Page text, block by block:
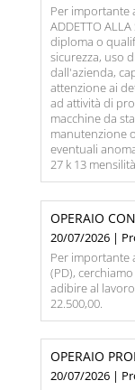
Per importante
ADDETTO
diploma o
sicurezza, uso
dall'azienda,
attenzione ai
ad attività di
macchine da
manutenzione
eventuali
27 k 13
OPERAIO
20/07/2026 |
Per importante
(PD), cerchiamo
adibire al
22.500,00.
OPERAIO
20/07/2026 |